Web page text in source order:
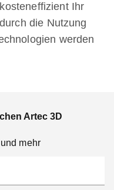
Ihr
die Nutzung
werden
Artec 3D
mehr